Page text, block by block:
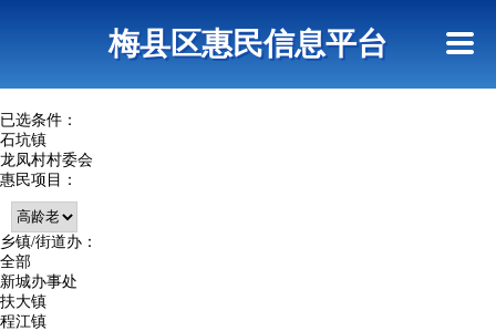
查询指引梅县区惠民信息平台
已选条件：
石坑镇
龙凤村村委会
惠民项目：
乡镇/街道办：
全部
新城办事处
扶大镇
程江镇